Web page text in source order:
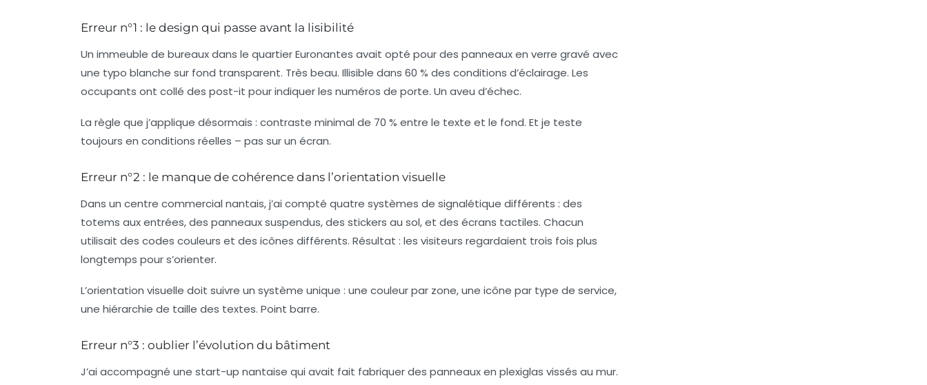
Erreur n°1 : le design qui passe avant la lisibilité
Un immeuble de bureaux dans le quartier Euronantes avait opté pour des panneaux en verre gravé avec
une typo blanche sur fond transparent. Très beau. Illisible dans 60 % des conditions d’éclairage. Les
occupants ont collé des post-it pour indiquer les numéros de porte. Un aveu d’échec.
La règle que j’applique désormais : contraste minimal de 70 % entre le texte et le fond. Et je teste
toujours en conditions réelles – pas sur un écran.
Erreur n°2 : le manque de cohérence dans l’orientation visuelle
Dans un centre commercial nantais, j’ai compté quatre systèmes de signalétique différents : des
totems aux entrées, des panneaux suspendus, des stickers au sol, et des écrans tactiles. Chacun
utilisait des codes couleurs et des icônes différents. Résultat : les visiteurs regardaient trois fois plus
longtemps pour s’orienter.
L’orientation visuelle doit suivre un système unique : une couleur par zone, une icône par type de service,
une hiérarchie de taille des textes. Point barre.
Erreur n°3 : oublier l’évolution du bâtiment
J’ai accompagné une start-up nantaise qui avait fait fabriquer des panneaux en plexiglas vissés au mur.